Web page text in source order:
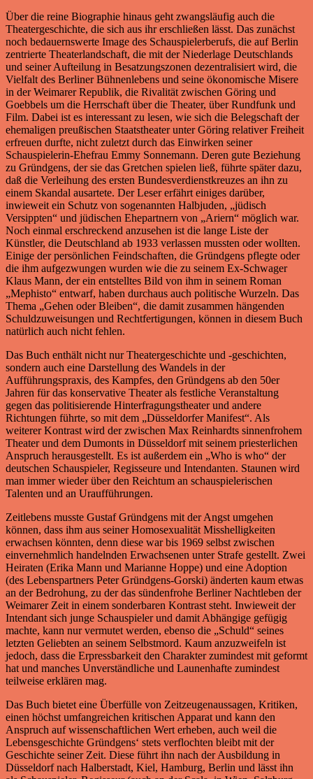
Über die reine Biographie hinaus geht zwangsläufig auch die
Theatergeschichte, die sich aus ihr erschließen lässt. Das zunächst
noch bedauernswerte Image des Schauspielerberufs, die auf Berlin
zentrierte Theaterlandschaft, die mit der Niederlage Deutschlands
und seiner Aufteilung in Besatzungszonen dezentralisiert wird, die
Vielfalt des Berliner Bühnenlebens und seine ökonomische Misere
in der Weimarer Republik, die Rivalität zwischen Göring und
Goebbels um die Herrschaft über die Theater, über Rundfunk und
Film. Dabei ist es interessant zu lesen, wie sich die Belegschaft der
ehemaligen preußischen Staatstheater unter Göring relativer Freiheit
erfreuen durfte, nicht zuletzt durch das Einwirken seiner
Schauspielerin-Ehefrau Emmy Sonnemann. Deren gute Beziehung
zu Gründgens, der sie das Gretchen spielen ließ, führte später dazu,
daß die Verleihung des ersten Bundesverdienstkreuzes an ihn zu
einem Skandal ausartete. Der Leser erfährt einiges darüber,
inwieweit ein Schutz von sogenannten Halbjuden, „jüdisch
Versippten“ und jüdischen Ehepartnern von „Ariern“ möglich war.
Noch einmal erschreckend anzusehen ist die lange Liste der
Künstler, die Deutschland ab 1933 verlassen mussten oder wollten.
Einige der persönlichen Feindschaften, die Gründgens pflegte oder
die ihm aufgezwungen wurden wie die zu seinem Ex-Schwager
Klaus Mann, der ein entstelltes Bild von ihm in seinem Roman
„Mephisto“ entwarf, haben durchaus auch politische Wurzeln. Das
Thema „Gehen oder Bleiben“, die damit zusammen hängenden
Schuldzuweisungen und Rechtfertigungen, können in diesem Buch
natürlich auch nicht fehlen.
Das Buch enthält nicht nur Theatergeschichte und -geschichten,
sondern auch eine Darstellung des Wandels in der
Aufführungspraxis, des Kampfes, den Gründgens ab den 50er
Jahren für das konservative Theater als festliche Veranstaltung
gegen das politisierende Hinterfragungstheater und andere
Richtungen führte, so mit dem „Düsseldorfer Manifest“. Als
weiterer Kontrast wird der zwischen Max Reinhardts sinnenfrohem
Theater und dem Dumonts in Düsseldorf mit seinem priesterlichen
Anspruch herausgestellt. Es ist außerdem ein „Who is who“ der
deutschen Schauspieler, Regisseure und Intendanten. Staunen wird
man immer wieder über den Reichtum an schauspielerischen
Talenten und an Uraufführungen.
Zeitlebens musste Gustaf Gründgens mit der Angst umgehen
können, dass ihm aus seiner Homosexualität Misshelligkeiten
erwachsen könnten, denn diese war bis 1969 selbst zwischen
einvernehmlich handelnden Erwachsenen unter Strafe gestellt. Zwei
Heiraten (Erika Mann und Marianne Hoppe) und eine Adoption
(des Lebenspartners Peter Gründgens-Gorski) änderten kaum etwas
an der Bedrohung, zu der das sündenfrohe Berliner Nachtleben der
Weimarer Zeit in einem sonderbaren Kontrast steht. Inwieweit der
Intendant sich junge Schauspieler und damit Abhängige gefügig
machte, kann nur vermutet werden, ebenso die „Schuld“ seines
letzten Geliebten an seinem Selbstmord. Kaum anzuzweifeln ist
jedoch, dass die Erpressbarkeit den Charakter zumindest mit geformt
hat und manches Unverständliche und Launenhafte zumindest
teilweise erklären mag.
Das Buch bietet eine Überfülle von Zeitzeugenaussagen, Kritiken,
einen höchst umfangreichen kritischen Apparat und kann den
Anspruch auf wissenschaftlichen Wert erheben, auch weil die
Lebensgeschichte Gründgens‘ stets verflochten bleibt mit der
Geschichte seiner Zeit. Diese führt ihn nach der Ausbildung in
Düsseldorf nach Halberstadt, Kiel, Hamburg, Berlin und lässt ihn